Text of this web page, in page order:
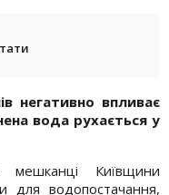
негативно впливає
вода рухається у
мешканці Київщини
для водопостачання,